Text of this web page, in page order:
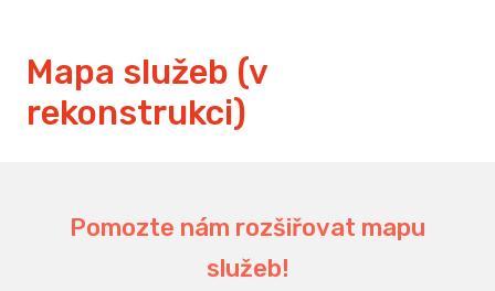
Mapa služeb (v
rekonstrukci)
Pomozte nám rozšiřovat mapu
služeb!